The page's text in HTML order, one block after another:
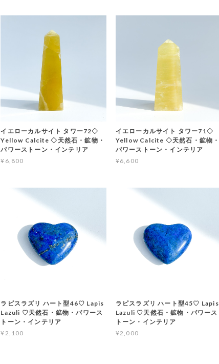
イエローカルサイト タワー72◇
Yellow Calcite ◇天然石・鉱物・
パワーストーン・インテリア
¥6,800
イエローカルサイト タワー71◇
Yellow Calcite ◇天然石・鉱物・
パワーストーン・インテリア
¥6,600
ラピスラズリ ハート型46♡ Lapis
Lazuli ♡天然石・鉱物・パワース
トーン・インテリア
¥2,100
ラピスラズリ ハート型45♡ Lapis
Lazuli ♡天然石・鉱物・パワース
トーン・インテリア
¥2,000